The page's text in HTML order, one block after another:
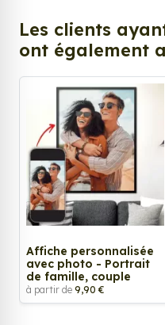
Les clients
ont également
Affiche personnalisée
avec photo - Portrait
de famille, couple
à partir de 9,90 €